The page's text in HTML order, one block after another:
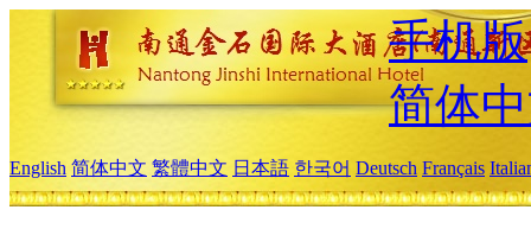
手机版
简体
English 简体中文 繁體中文 日本語 한국어 Deutsch Français